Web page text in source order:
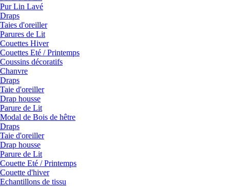
Pur Lin Lavé
Draps
Taies d'oreiller
Parures de Lit
Couettes Hiver
Couettes Eté / Printemps
Coussins décoratifs
Chanvre
Draps
Taie d'oreiller
Drap housse
Parure de Lit
Modal de Bois de hêtre
Draps
Taie d'oreiller
Drap housse
Parure de Lit
Couette Eté / Printemps
Couette d'hiver
Echantillons de tissu